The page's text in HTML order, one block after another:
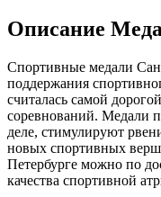
Описание
Спортивные медали
поддержания
считалась самой
соревнований. Медали
деле, стимулируют
новых спортивных
Петербурге можно по
качества спортивной